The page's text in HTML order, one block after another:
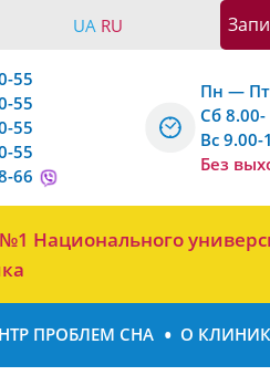
UA RU
55
55
55
55
66
Пн — Пт
Сб 8.00-
Вс 9.00-
Без
Национального
ПРОБЛЕМ СНА О